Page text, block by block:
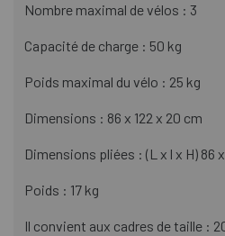
Nombre maximal de vélos : 3
Capacité de charge : 50 kg
Poids maximal du vélo : 25 kg
Dimensions : 86 x 122 x 20 cm
Dimensions pliées : (L x l x H) 86
Poids : 17 kg
Il convient aux cadres de taille :